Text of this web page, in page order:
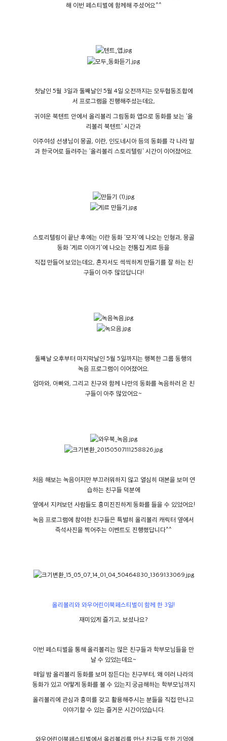
해 이번 페스티벌에 함께해 주셨어요^^
첫날인 5월 3일과 둘째날인 5월 4일 오전까지는 모두협동조합에
서 프로그램을 진행해주셨는데요,
귀여운 북텐트 안에서 올리볼리 그림동화 앱으로 동화를 보는 '올
리볼리 북텐트' 시간과
이주여성 선생님이 몽골, 이란, 인도네시아 등의 동화를 각 나라 말
과 한국어로 들려주는 '올리볼리 스토리텔링' 시간이 이어졌어요.
스토리텔링이 끝난 후에는 이란 동화 '모자'에 나오는 인형과, 몽골
동화 '게르 이야기'에 나오는 전통집 게르 등을
직접 만들어 보았는데요, 혼자서도 씩씩하게 만들기를 잘 하는 친
구들이 아주 많았답니다!
둘째날 오후부터 마지막날인 5월 5일까지는 행복한 그룹 동행의
녹음 프로그램이 이어졌어요.
엄마와, 아빠와, 그리고 친구와 함께 나만의 동화를 녹음하러 온 친
구들이 아주 많았어요~
처음 해보는 녹음이지만 부끄러워하지 않고 열심히 대본을 보며 연
습하는 친구들 덕분에
옆에서 지켜보던 사람들도 흥미진진하게 동화를 들을 수 있었어요!
녹음 프로그램에 참여한 친구들은 특별히 올리볼리 캐릭터 옆에서
즉석사진을 찍어주는 이벤트도 진행했답니다^^
올리볼리와 와우어린이북페스티벌이 함께 한 3일!
재미있게 즐기고, 보셨나요?
이번 페스티벌을 통해 올리볼리는 많은 친구들과 학부모님들을 만
날 수 있었는데요~
매일 밤 올리볼리 동화를 보며 잠든다는 친구부터, 왜 여러 나라의
동화가 있고 어떻게 동화를 볼 수 있는지 궁금해하는 학부모님까지
올리볼리에 관심과 흥미를 갖고 활용해주시는 분들을 직접 만나고
이야기할 수 있는 즐거운 시간이었습니다.
와우어린이북페스티벌에서 올리볼리를 만난 친구들 또한 기억에